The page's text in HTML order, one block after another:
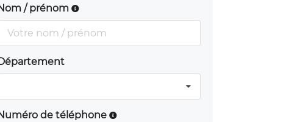
/ prénom
de téléphone